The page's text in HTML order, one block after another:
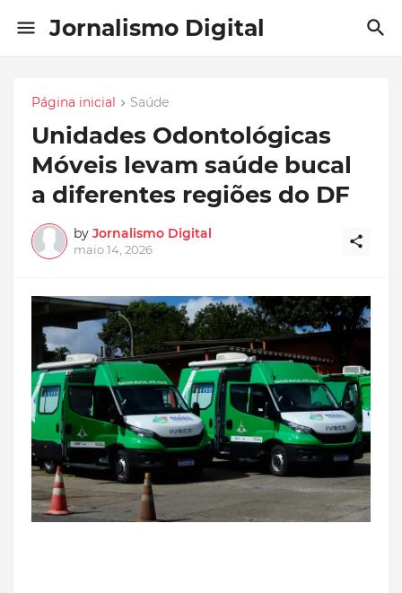
Jornalismo Digital
Página inicial Saúde
Unidades Odontológicas
Móveis levam saúde bucal
a diferentes regiões do DF
by Jornalismo Digital
maio 14, 2026